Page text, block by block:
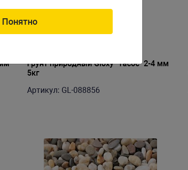
Грунт природный Gloxy "Тасос" 2-4 мм
5кг
Артикул: GL-088856
Понятно